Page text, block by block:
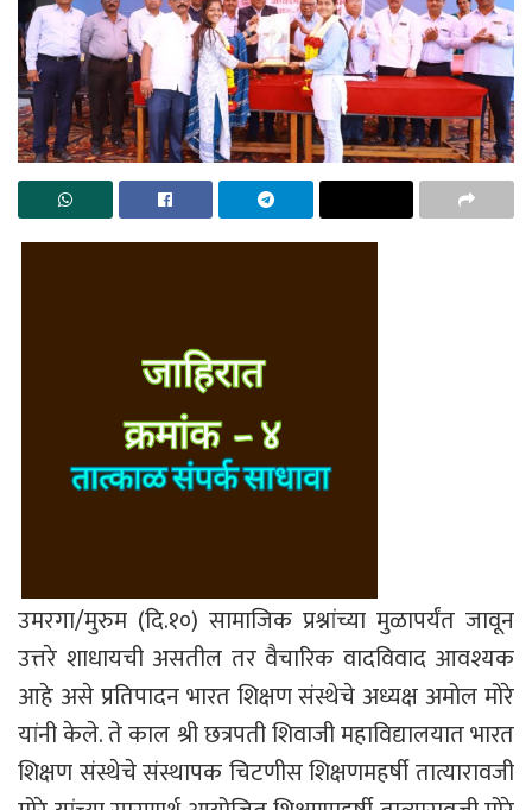
उमरगा/मुरुम (दि.१०) सामाजिक प्रश्नांच्या मुळापर्यंत जावून
उत्तरे शाधायची असतील तर वैचारिक वादविवाद आवश्यक
आहे असे प्रतिपादन भारत शिक्षण संस्थेचे अध्यक्ष अमोल मोरे
यांनी केले. ते काल श्री छत्रपती शिवाजी महाविद्यालयात भारत
शिक्षण संस्थेचे संस्थापक चिटणीस शिक्षणमहर्षी तात्यारावजी